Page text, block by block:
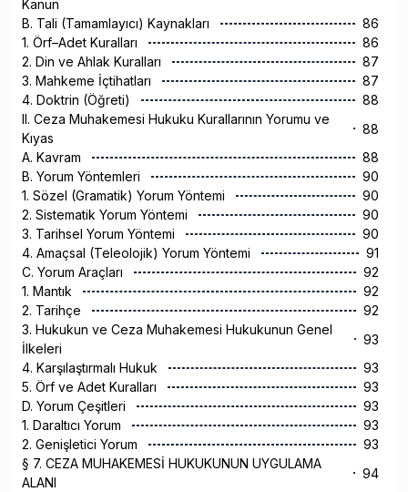
Kanun
B. Tali (Tamamlayıcı) Kaynakları
86
1. Örf–Adet Kuralları
86
2. Din ve Ahlak Kuralları
87
3. Mahkeme İçtihatları
87
4. Doktrin (Öğreti)
88
II. Ceza Muhakemesi Hukuku Kurallarının Yorumu ve
Kıyas
88
A. Kavram
88
B. Yorum Yöntemleri
90
1. Sözel (Gramatik) Yorum Yöntemi
90
2. Sistematik Yorum Yöntemi
90
3. Tarihsel Yorum Yöntemi
90
4. Amaçsal (Teleolojik) Yorum Yöntemi
91
C. Yorum Araçları
92
1. Mantık
92
2. Tarihçe
92
3. Hukukun ve Ceza Muhakemesi Hukukunun Genel
İlkeleri
93
4. Karşılaştırmalı Hukuk
93
5. Örf ve Adet Kuralları
93
D. Yorum Çeşitleri
93
1. Daraltıcı Yorum
93
2. Genişletici Yorum
93
§ 7. CEZA MUHAKEMESİ HUKUKUNUN UYGULAMA
ALANI
94